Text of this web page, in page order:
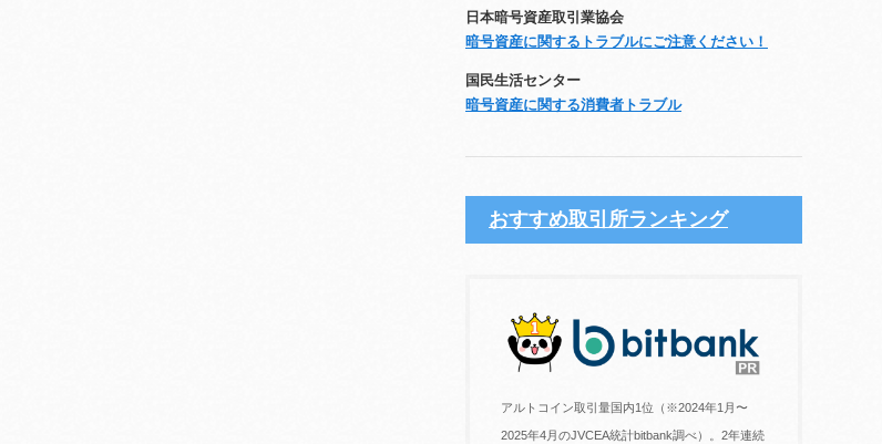
日本暗号資産取引業協会
暗号資産に関するトラブルにご注意ください！
国民生活センター
暗号資産に関する消費者トラブル
おすすめ取引所ランキング
アルトコイン取引量国内1位（※2024年1月〜
2025年4月のJVCEA統計bitbank調べ）。2年連続